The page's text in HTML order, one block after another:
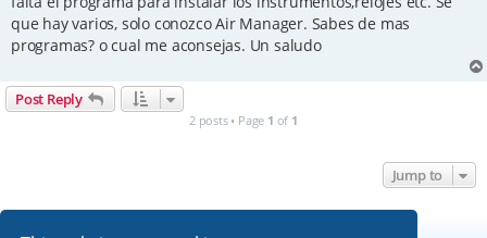
que hay varios, solo conozco Air Manager. Sabes de mas
programas? o cual me aconsejas. Un saludo
Post Reply
2 posts • Page 1 of 1
Jump to